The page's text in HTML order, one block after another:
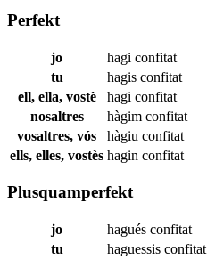
Perfekt
jo hagi confitat
tu
hagis confitat
ell, ella, vostè
hagi confitat
nosaltres
hàgim confitat
vosaltres, vós
hàgiu confitat
ells, elles, vostès hagin confitat
Plusquamperfekt
jo hagués confitat
tu
haguessis confitat